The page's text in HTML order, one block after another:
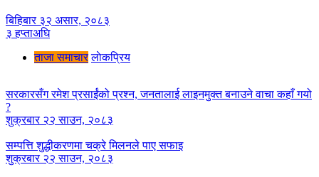
बिहिबार ३२ असार, २०८३
३ हप्ताअघि
ताजा समाचार लाेकप्रिय
सरकारसँग रमेश प्रसाईंको प्रश्न, जनतालाई लाइनमुक्त बनाउने वाचा कहाँ गयो
?
शुक्रबार २२ साउन, २०८३
सम्पत्ति शुद्धीकरणमा चक्रे मिलनले पाए सफाइ
शुक्रबार २२ साउन, २०८३